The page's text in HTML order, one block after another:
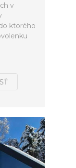
v
ktorého